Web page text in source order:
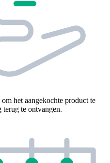
het aangekochte product te
terug te ontvangen.